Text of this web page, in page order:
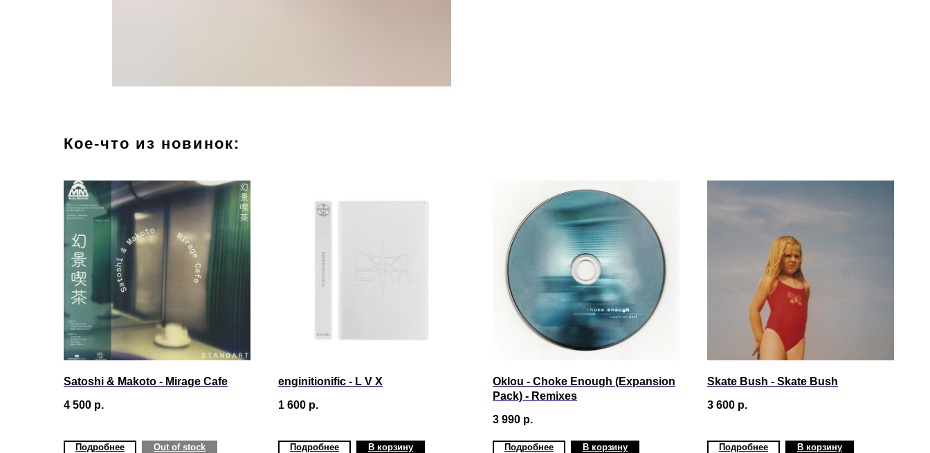
Кое-что из новинок:
Satoshi & Makoto - Mirage Cafe
4 500 р.
Подробнее Out of stock
enginitionific - L V X
1 600 р.
Подробнее В корзину
Oklou - Choke Enough (Expansion
Pack) - Remixes
3 990 р.
Подробнее В корзину
Skate Bush - Skate Bush
3 600 р.
Подробнее В корзину